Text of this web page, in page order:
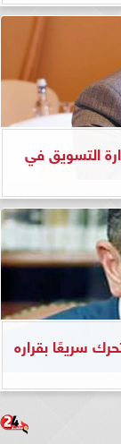
التسويق في
سريعًا بقراره